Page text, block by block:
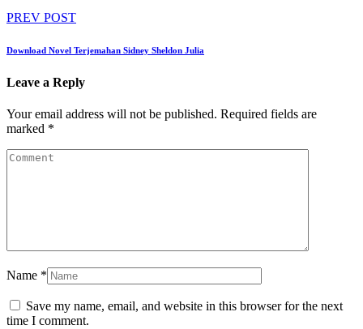
PREV POST
Download Novel Terjemahan Sidney Sheldon Julia
Leave a Reply
Your email address will not be published. Required fields are
marked *
Name *
Save my name, email, and website in this browser for the next
time I comment.